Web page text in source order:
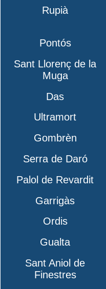
Rupià
Pontós
Sant Llorenç de la
Muga
Das
Ultramort
Gombrèn
Serra de Daró
Palol de Revardit
Garrigàs
Ordis
Gualta
Sant Aniol de
Finestres